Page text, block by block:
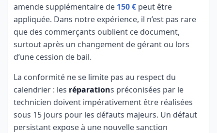
amende supplémentaire de 150 € peut être
appliquée. Dans notre expérience, il n’est pas rare
que des commerçants oublient ce document,
surtout après un changement de gérant ou lors
d’une cession de bail.
La conformité ne se limite pas au respect du
calendrier : les réparations préconisées par le
technicien doivent impérativement être réalisées
sous 15 jours pour les défauts majeurs. Un défaut
persistant expose à une nouvelle sanction